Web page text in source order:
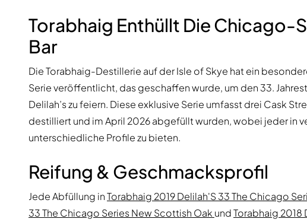
Torabhaig Enthüllt Die Chicago-
Bar
Die Torabhaig-Destillerie auf der Isle of Skye hat ein
Serie veröffentlicht, das geschaffen wurde, um den 33.
Delilah’s zu feiern. Diese exklusive Serie umfasst drei Cask
destilliert und im April 2026 abgefüllt wurden, wobei jeder in
unterschiedliche Profile zu bieten.
Reifung & Geschmacksprofil
Jede Abfüllung inTorabhaig 2019 Delilah'S 33 The Chicago
33 The Chicago Series New Scottish OakundTorabhaig 2018